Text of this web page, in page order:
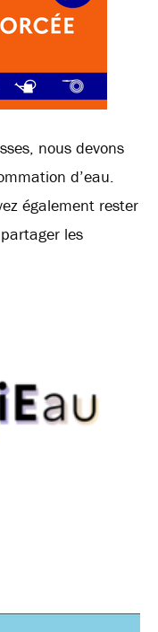
nous devons
d’eau.
également rester
les